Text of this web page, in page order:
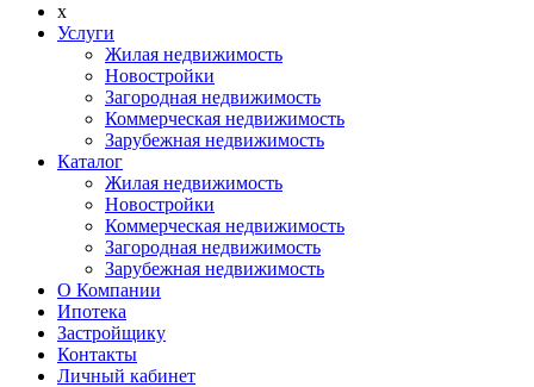
x
Услуги
Жилая недвижимость
Новостройки
Загородная недвижимость
Коммерческая недвижимость
Зарубежная недвижимость
Каталог
Жилая недвижимость
Новостройки
Коммерческая недвижимость
Загородная недвижимость
Зарубежная недвижимость
О Компании
Ипотека
Застройщику
Контакты
Личный кабинет